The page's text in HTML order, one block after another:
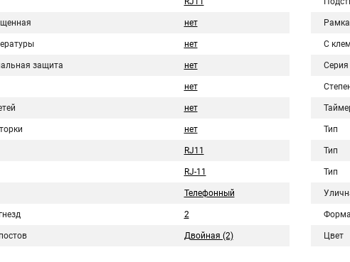
нет
нет
защита нет
нет
нет
нет
RJ11
RJ-11
Телефонный
2
Двойная (2)
Рамка
С
Серия
Тип
Тип
Тип
Форма
Цвет